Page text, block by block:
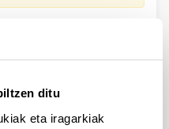
ditu
eta iragarkiak
sustatzeko eta
2023
- 2023/04/16
Ikerketa Saria, XXII.
- 2023/05/28 00:00